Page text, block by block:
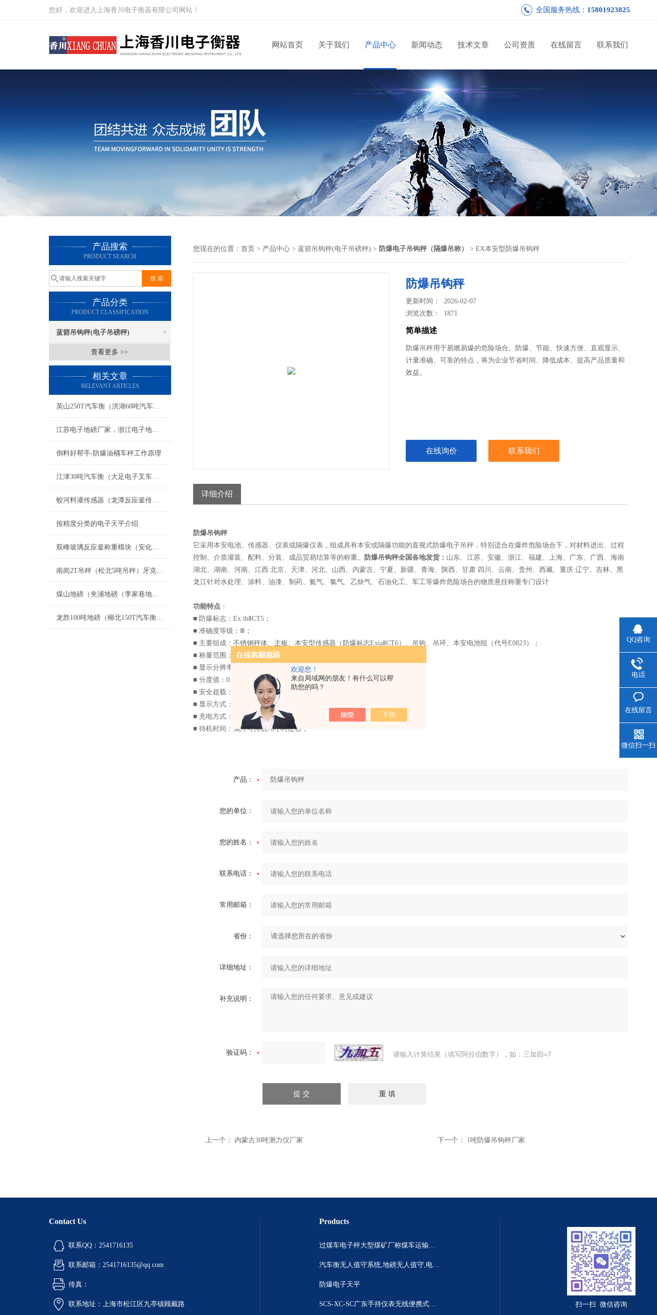
欢迎您！
来自局域网的朋友！有什么可以帮
助您的吗？
您好，欢迎进入上海香川电子衡器有限公司网站！ 全国服务热线： 15801923825
网站首页 关于我们 产品中心 新闻动态 技术文章 公司资质 在线留言 联系我们
产品搜索
PRODUCT SEARCH
产品分类
PRODUCT CLASSIFICATION
蓝箭吊钩秤(电子吊磅秤)
查看更多 >>
相关文章
RELEVANT ARTICLES
英山250T汽车衡（洪湖60吨汽车磅）黄州140T地磅维修
江苏电子地磅厂家，浙江电子地磅厂家；安徽电子地磅厂家；福建电子地磅厂家；西藏电子地磅厂家
倒料好帮手-防爆油桶车秤工作原理
江津30吨汽车衡（大足电子叉车秤）万州10T地磅）会东轮椅称维修
蛟河料灌传感器（龙潭反应釜传感器）庄河称重模块）东辽数字称重模块维修
按精度分类的电子天平介绍
双峰玻璃反应釜称重模块（安化电子称资阳钢瓶秤）安乡液化气灌装秤
南岗2T吊秤（松北5吨吊秤）牙克石3吨吊秤）平房120T吊秤维修
煤山地磅（夹浦地磅（李家巷地磅（洪桥地磅）泗安地磅）和平地磅维修
龙胜100吨地磅（柳北150T汽车衡）隆安10吨吊秤）连平轴重秤维修
您现在的位置： 首页 > 产品中心 > 蓝箭吊钩秤(电子吊磅秤) > 防爆电子吊钩秤（隔爆吊称） > EX本安型防爆吊钩秤
防爆吊钩秤
更新时间： 2026-02-07
浏览次数： 1871
简单描述
防爆吊秤用于易燃易爆的危险场合。防爆、节能、快速方便、直观显示、
计量准确、可靠的特点，将为企业节省时间、降低成本、提高产品质量和
效益。
在线询价 联系我们
详细介绍
防爆吊钩秤
它采用本安电池、传感器、仪表或隔爆仪表，组成具有本安或隔爆功能的直视式防爆电子吊秤，特别适合在爆炸危险场合下，对材料进出、过程
控制、介质灌装、配料、分装、成品贸易结算等的称重。
防爆吊钩秤全国各地发货： 山东、江苏、安徽、浙江、福建、上海、广东、广西、海南
湖北、湖南、河南、江西 北京、天津、河北、山西、内蒙古、宁夏、新疆、青海、陕西、甘肃 四川、云南、贵州、西藏、重庆 辽宁、吉林、黑
龙江针对水处理、涂料、油漆、制药、氨气、氯气、乙炔气、石油化工、军工等爆炸危险场合的物质悬挂称重专门设计
功能特点 ：
■ 防爆标志：Ex ibⅡCT5；
■ 准确度等级：Ⅲ；
■ 主要组成：不锈钢秤体、主板、本安型传感器（防爆标志ExiaⅡCT6）、吊钩、吊环、本安电池组（代号E0823）；
■ 称量范围：100kg~30t；
■ 显示分辨率：1000~30000；
■ 分度值：0.001~50；
■ 安全超载：150%FS；
■ 显示方式：6 位段码型液晶显示器，字高30mm；
■ 充电方式：拆下电池组在安全区充电；
■ 待机时间：满冲可待机70小时左右；
产品：
您的单位：
您的姓名：
联系电话：
常用邮箱：
省份：
详细地址：
补充说明：
验证码： 请输入计算结果（填写阿拉伯数字），如：三加四=7
上一个： 内蒙古30吨测力仪厂家 下一个： 1吨防爆吊钩秤厂家
Contact Us
联系QQ：2541716135
联系邮箱：2541716135@qq.com
传真：
联系地址：上海市松江区九亭镇顾戴路
Products
过煤车电子秤大型煤矿厂称煤车运输过120吨汽车过磅称~山西晋城市150吨卡车过磅称.内蒙古重型100吨货车过磅称
汽车衡无人值守系统,地磅无人值守,电子地磅无人值守智能化系统
防爆电子天平
SCS-XC-SC广东手持仪表无线便携式汽车衡 *便携式称重仪 扫一扫 微信咨询
QQ咨询
电话
在线留言
微信扫一扫